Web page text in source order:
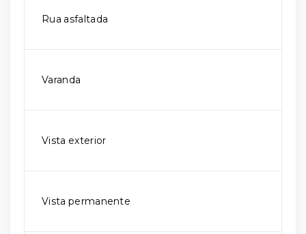
Rua asfaltada
Varanda
Vista exterior
Vista permanente